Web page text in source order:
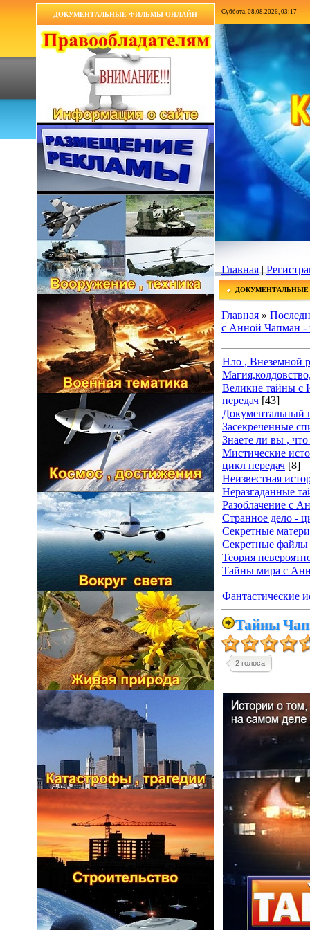
ДОКУМЕНТАЛЬНЫЕ ФИЛЬМЫ ОНЛАЙН Суббота, 08.08.2026, 03:17
Главная|
Главная »
с Анной Чапман -
Нло , Внеземной
Великие тайны с
передач [43]
Документальный
Засекреченные
Знаете ли вы ,
Мистические
цикл передач [8]
Неизвестная
Неразгаданные
Разоблачение с
Странное дело -
Секретные
Секретные файлы
Теория
Тайны мира с
Фантастические
Тайны
2 голоса